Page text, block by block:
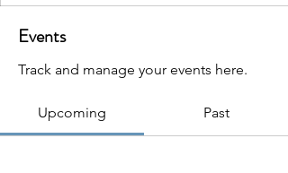
Events
Track and manage your events here.
Upcoming Past